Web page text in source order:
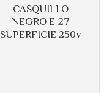
CASQUILLO
NEGRO E-27
SUPERFICIE 250v